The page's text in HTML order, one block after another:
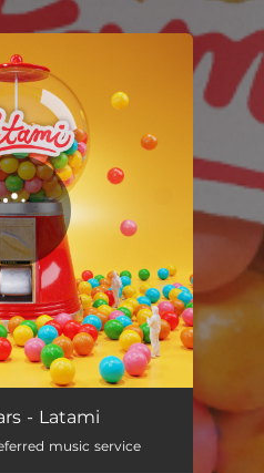
03:19
- Latami
music service